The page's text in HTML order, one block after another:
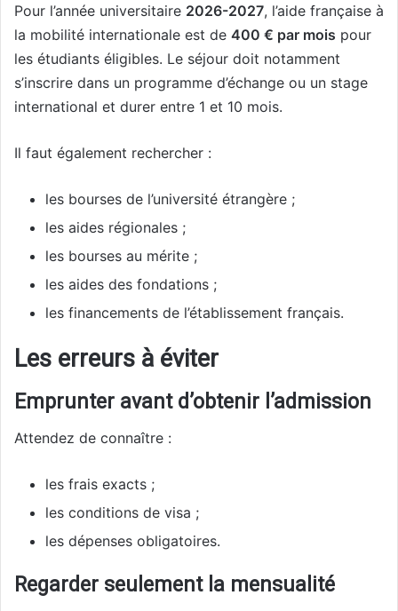
Pour l’année universitaire 2026-2027, l’aide française à
la mobilité internationale est de 400 € par mois pour
les étudiants éligibles. Le séjour doit notamment
s’inscrire dans un programme d’échange ou un stage
international et durer entre 1 et 10 mois.
Il faut également rechercher :
les bourses de l’université étrangère ;
les aides régionales ;
les bourses au mérite ;
les aides des fondations ;
les financements de l’établissement français.
Les erreurs à éviter
Emprunter avant d’obtenir l’admission
Attendez de connaître :
les frais exacts ;
les conditions de visa ;
les dépenses obligatoires.
Regarder seulement la mensualité